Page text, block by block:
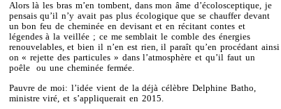
Alors là les bras m’en tombent, dans mon âme d’écolosceptique, je
pensais qu’il n’y avait pas plus écologique que se chauffer devant
un bon feu de cheminée en devisant et en récitant contes et
légendes à la veillée ; ce me semblait le comble des énergies
renouvelables, et bien il n’en est rien, il paraît qu’en procédant ainsi
on « rejette des particules » dans l’atmosphère et qu’il faut un
poêle
ou une cheminée fermée.
Pauvre de moi: l’idée vient de la déjà célèbre Delphine Batho,
ministre viré, et s’appliquerait en 2015.